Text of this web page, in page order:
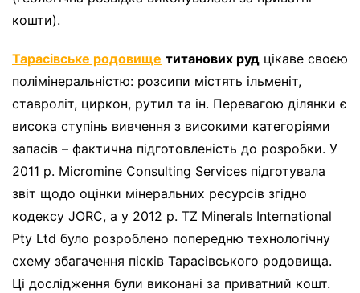
кошти).
Тарасівське родовище титанових руд цікаве своєю
полімінеральністю: розсипи містять ільменіт,
ставроліт, циркон, рутил та ін. Перевагою ділянки є
висока ступінь вивчення з високими категоріями
запасів – фактична підготовленість до розробки. У
2011 р. Micromine Consulting Services підготувала
звіт щодо оцінки мінеральних ресурсів згідно
кодексу JORC, а у 2012 р. TZ Minerals International
Pty Ltd було розроблено попередню технологічну
схему збагачення пісків Тарасівського родовища.
Ці дослідження були виконані за приватний кошт.